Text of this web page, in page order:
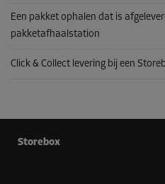
Een pakket ophalen dat is
pakketafhaalstation
Click & Collect levering bij een
Storebox